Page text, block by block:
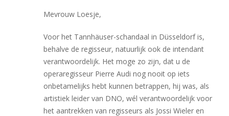
Mevrouw Loesje,
Voor het Tannhäuser-schandaal in Düsseldorf is,
behalve de regisseur, natuurlijk ook de intendant
verantwoordelijk. Het moge zo zijn, dat u de
operaregisseur Pierre Audi nog nooit op iets
onbetamelijks hebt kunnen betrappen, hij was, als
artistiek leider van DNO, wél verantwoordelijk voor
het aantrekken van regisseurs als Jossi Wieler en